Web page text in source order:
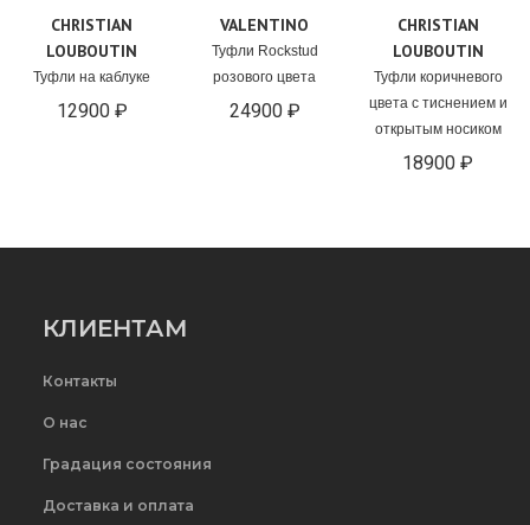
CHRISTIAN
LOUBOUTIN
Туфли на каблуке
12900 ₽
VALENTINO
Туфли Rockstud
розового цвета
24900 ₽
CHRISTIAN
LOUBOUTIN
Туфли коричневого
цвета с тиснением и
открытым носиком
18900 ₽
КЛИЕНТАМ
Контакты
О нас
Градация состояния
Доставка и оплата